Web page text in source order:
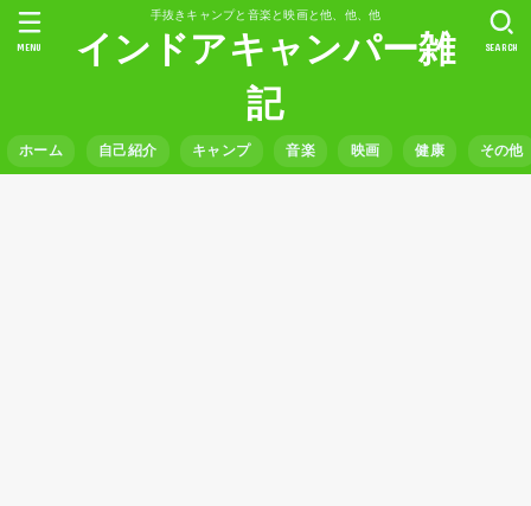
手抜きキャンプと音楽と映画と他、他、他
インドアキャンパー雑
記
ホーム 自己紹介 キャンプ 音楽 映画 健康 その他
SEARCH
MENU